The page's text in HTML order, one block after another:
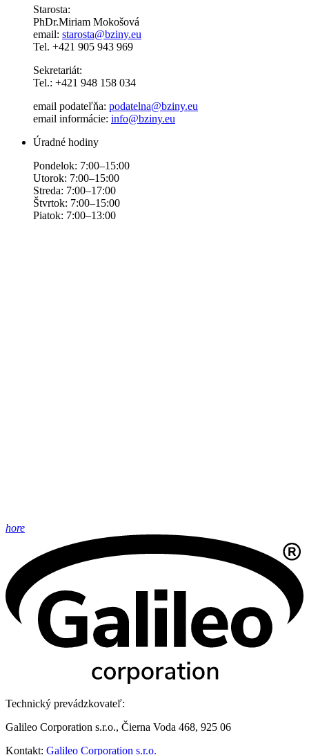
Starosta:
PhDr.Miriam Mokošová
email: starosta@bziny.eu
Tel. +421 905 943 969
Sekretariát:
Tel.: +421 948 158 034
email podateľňa: podatelna@bziny.eu
email informácie: info@bziny.eu
Úradné hodiny
Pondelok: 7:00–15:00
Utorok: 7:00–15:00
Streda: 7:00–17:00
Štvrtok: 7:00–15:00
Piatok: 7:00–13:00
hore
Technický prevádzkovateľ:
Galileo Corporation s.r.o., Čierna Voda 468, 925 06
Kontakt: Galileo Corporation s.r.o.